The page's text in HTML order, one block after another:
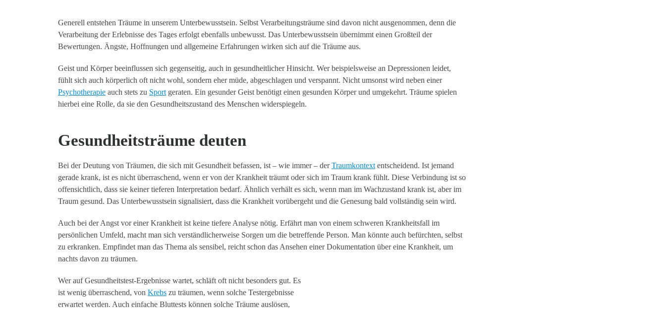
Generell entstehen Träume in unserem Unterbewusstsein. Selbst Verarbeitungsträume sind davon nicht ausgenommen, denn die
Verarbeitung der Erlebnisse des Tages erfolgt ebenfalls unbewusst. Das Unterbewusstsein übernimmt einen Großteil der
Bewertungen. Ängste, Hoffnungen und allgemeine Erfahrungen wirken sich auf die Träume aus.
Geist und Körper beeinflussen sich gegenseitig, auch in gesundheitlicher Hinsicht. Wer beispielsweise an Depressionen leidet,
fühlt sich auch körperlich oft nicht wohl, sondern eher müde, abgeschlagen und verspannt. Nicht umsonst wird neben einer
Psychotherapie auch stets zu Sport geraten. Ein gesunder Geist benötigt einen gesunden Körper und umgekehrt. Träume spielen
hierbei eine Rolle, da sie den Gesundheitszustand des Menschen widerspiegeln.
Gesundheitsträume deuten
Bei der Deutung von Träumen, die sich mit Gesundheit befassen, ist – wie immer – derTraumkontext entscheidend. Ist jemand
gerade krank, ist es nicht überraschend, wenn er von der Krankheit träumt oder sich im Traum krank fühlt. Diese Verbindung ist so
offensichtlich, dass sie keiner tieferen Interpretation bedarf. Ähnlich verhält es sich, wenn man im Wachzustand krank ist, aber im
Traum gesund. Das Unterbewusstsein signalisiert, dass die Krankheit vorübergeht und die Genesung bald vollständig sein wird.
Auch bei der Angst vor einer Krankheit ist keine tiefere Analyse nötig. Erfährt man von einem schweren Krankheitsfall im
persönlichen Umfeld, macht man sich verständlicherweise Sorgen um die betreffende Person. Man könnte auch befürchten, selbst
zu erkranken. Empfindet man das Thema als sensibel, reicht schon das Ansehen einer Dokumentation über eine Krankheit, um
nachts davon zu träumen.
Wer auf Gesundheitstest-Ergebnisse wartet, schläft oft nicht besonders gut. Es
ist wenig überraschend, von Krebs zu träumen, wenn solche Testergebnisse
erwartet werden. Auch einfache Bluttests können solche Träume auslösen,